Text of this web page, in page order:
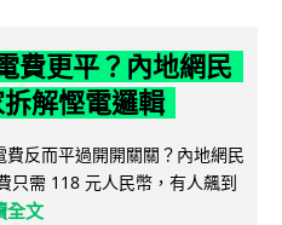
費更平？內地網民
解慳電邏輯
反而平過開開關關？內地網民
只需 118 元人民幣，有人飆到
全文